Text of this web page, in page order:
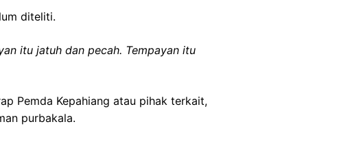
diteliti.
itu jatuh dan pecah. Tempayan itu
Pemda Kepahiang atau pihak terkait,
purbakala.